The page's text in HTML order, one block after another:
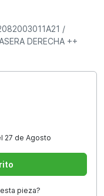
/
DERECHA ++
27 de Agosto
pieza?